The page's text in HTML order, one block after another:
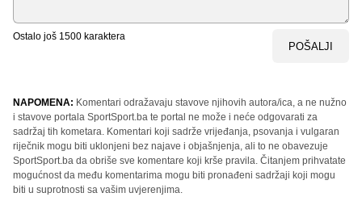
Ostalo još 1500 karaktera
POŠALJI
NAPOMENA: Komentari odražavaju stavove njihovih autora/ica, a ne nužno
i stavove portala SportSport.ba te portal ne može i neće odgovarati za
sadržaj tih kometara. Komentari koji sadrže vrijeđanja, psovanja i vulgaran
riječnik mogu biti uklonjeni bez najave i objašnjenja, ali to ne obavezuje
SportSport.ba da obriše sve komentare koji krše pravila. Čitanjem prihvatate
mogućnost da među komentarima mogu biti pronađeni sadržaji koji mogu
biti u suprotnosti sa vašim uvjerenjima.